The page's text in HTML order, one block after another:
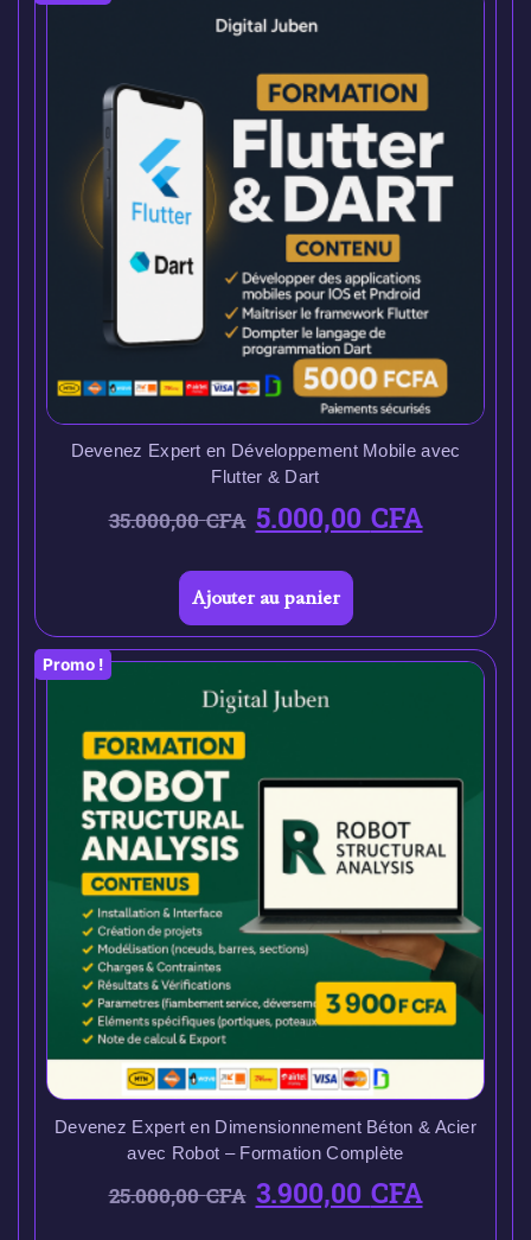
Devenez Expert en Développement Mobile avec
Flutter & Dart
35.000,00CFA 5.000,00CFA
Ajouter au panier
Promo !
Devenez Expert en Dimensionnement Béton & Acier
avec Robot – Formation Complète
25.000,00CFA 3.900,00CFA